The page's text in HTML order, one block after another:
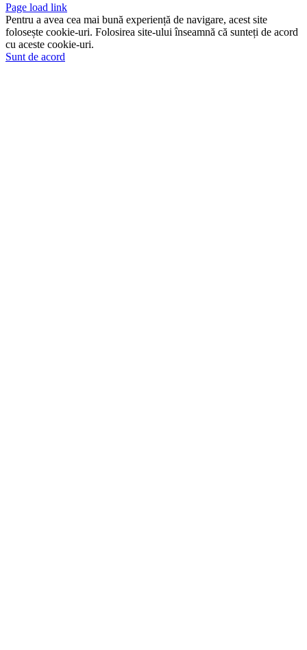
Page load link
Pentru a avea cea mai bună experiență de navigare, acest site
folosește cookie-uri. Folosirea site-ului înseamnă că sunteți de acord
cu aceste cookie-uri.
Sunt de acord